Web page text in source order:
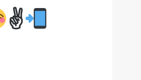
✌